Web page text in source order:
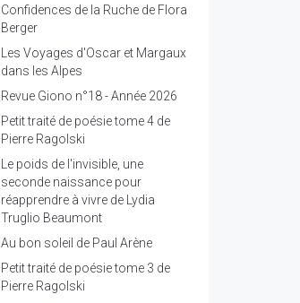
Confidences de la Ruche de Flora
Berger
Les Voyages d'Oscar et Margaux
dans les Alpes
Revue Giono n°18 - Année 2026
Petit traité de poésie tome 4 de
Pierre Ragolski
Le poids de l'invisible, une
seconde naissance pour
réapprendre à vivre de Lydia
Truglio Beaumont
Au bon soleil de Paul Arène
Petit traité de poésie tome 3 de
Pierre Ragolski